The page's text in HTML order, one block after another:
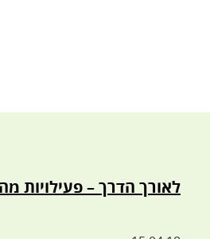
לאורך הדרך – פעילויות